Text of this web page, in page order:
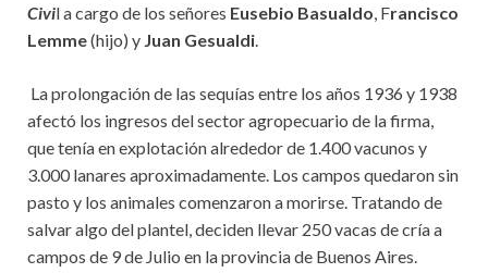
Civil a cargo de los señores Eusebio Basualdo , Francisco
Lemme(hijo) y Juan Gesualdi
La prolongación de las sequías entre los años 1936 y 1938
afectó los ingresos del sector agropecuario de la firma,
que tenía en explotación alrededor de 1.400 vacunos y
3.000 lanares aproximadamente. Los campos quedaron sin
pasto y los animales comenzaron a morirse. Tratando de
salvar algo del plantel, deciden llevar 250 vacas de cría a
campos de 9 de Julio en la provincia de Buenos Aires.